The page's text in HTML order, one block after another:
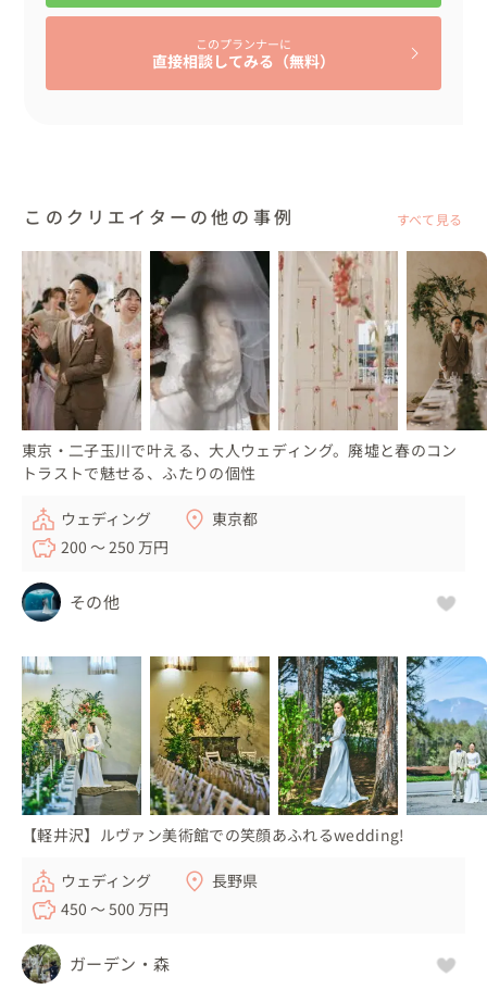
このプランナーに
直接相談してみる（無料）
このクリエイターの他の事例 すべて見る
東京・二子玉川で叶える、大人ウェディング。廃墟と春のコン
トラストで魅せる、ふたりの個性
ウェディング
東京都
200 〜 250 万円
その他
【軽井沢】ルヴァン美術館での笑顔あふれるwedding!
ウェディング
長野県
450 〜 500 万円
ガーデン・森